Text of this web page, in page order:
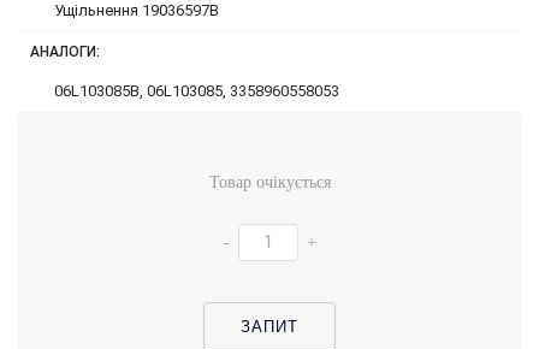
Ущільнення 19036597B
АНАЛОГИ:
06L103085B, 06L103085, 3358960558053
Товар очікується
- +
ЗАПИТ